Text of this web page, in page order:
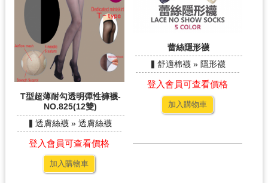
T型超薄耐勾透明彈性褲襪-
NO.825(12雙)
▍透膚絲襪 » 透膚絲襪
登入會員可查看價格
加入購物車
蕾絲隱形襪
▍舒適棉襪 » 隱形襪
登入會員可查看價格
加入購物車